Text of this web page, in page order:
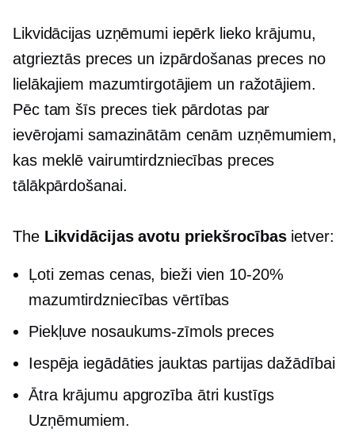
Likvidācijas uzņēmumi iepērk lieko krājumu,
atgrieztās preces un izpārdošanas preces no
lielākajiem mazumtirgotājiem un ražotājiem.
Pēc tam šīs preces tiek pārdotas par
ievērojami samazinātām cenām uzņēmumiem,
kas meklē vairumtirdzniecības preces
tālākpārdošanai.
The Likvidācijas avotu priekšrocībasietver:
Ļoti zemas cenas, bieži vien 10-20%
mazumtirdzniecības vērtības
Piekļuve nosaukums-zīmolspreces
Iespēja iegādāties jauktas partijas dažādībai
Ātra krājumu apgrozība ātri kustīgs
Uzņēmumiem.